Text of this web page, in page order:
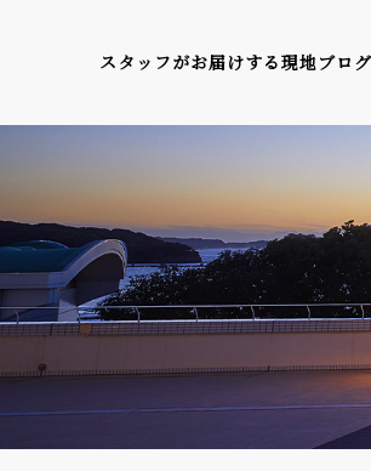
スタッフがお届けする現地ブログ